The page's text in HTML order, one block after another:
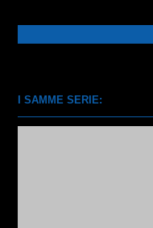
I SAMME SERIE: